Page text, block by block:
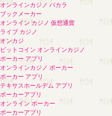
オンラインカジノ バカラ
ブックメーカー
オンライン カジノ 仮想通貨
ライブ カジノ
オンカジ
ビットコイン オンラインカジノ
ポーカー アプリ
オンラインカジノ ポーカー
ポーカー アプリ
テキサスホールデム アプリ
ポーカーアプリ
オンライン ポーカー
ポーカーアプリ